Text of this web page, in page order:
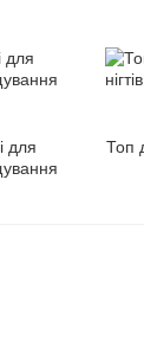
для
Топ